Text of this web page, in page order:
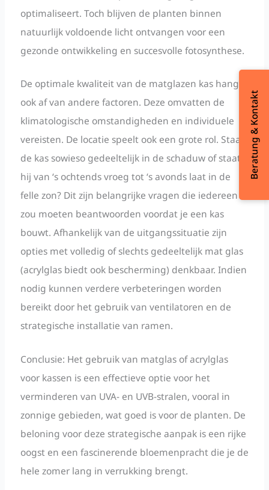
optimaliseert. Toch blijven de planten binnen
natuurlijk voldoende licht ontvangen voor een
gezonde ontwikkeling en succesvolle fotosynthese.
De optimale kwaliteit van de matglazen kas hangt
ook af van andere factoren. Deze omvatten de
klimatologische omstandigheden en individuele
vereisten. De locatie speelt ook een grote rol. Staat
de kas sowieso gedeeltelijk in de schaduw of staat
hij van ‘s ochtends vroeg tot ‘s avonds laat in de
felle zon? Dit zijn belangrijke vragen die iedereen
zou moeten beantwoorden voordat je een kas
bouwt. Afhankelijk van de uitgangssituatie zijn
opties met volledig of slechts gedeeltelijk mat glas
(acrylglas biedt ook bescherming) denkbaar. Indien
nodig kunnen verdere verbeteringen worden
bereikt door het gebruik van ventilatoren en de
strategische installatie van ramen.
Conclusie: Het gebruik van matglas of acrylglas
voor kassen is een effectieve optie voor het
verminderen van UVA- en UVB-stralen, vooral in
zonnige gebieden, wat goed is voor de planten. De
beloning voor deze strategische aanpak is een rijke
oogst en een fascinerende bloemenpracht die je de
hele zomer lang in verrukking brengt.
Beratung & Kontakt